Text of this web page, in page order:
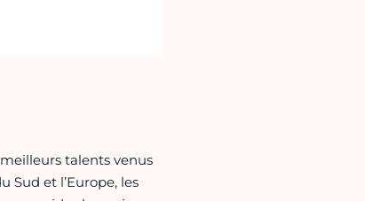
talents venus
Sud et l’Europe, les